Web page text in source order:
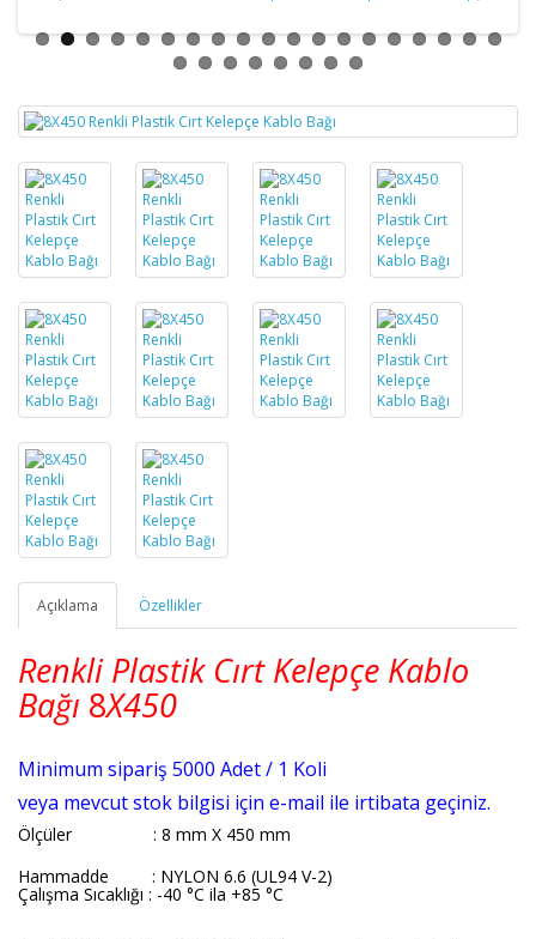
Açıklama Özellikler
Renkli Plastik Cırt Kelepçe Kablo
Bağı 8X450
Minimum sipariş 5000 Adet / 1 Koli
veya mevcut stok bilgisi için e-mail ile irtibata geçiniz.
Ölçüler
: 8 mm X 450 mm
Hammadde : NYLON 6.6 (UL94 V-2)
Çalışma Sıcaklığı : -40 °C ila +85 °C